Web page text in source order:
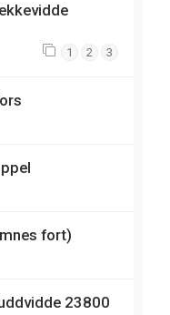
1 2 3
fort)
23800